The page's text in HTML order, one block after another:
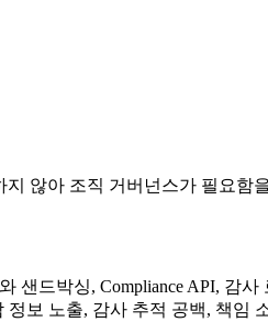
지 않아 조직 거버넌스가 필요
샌드박싱, Compliance API, 감
보 노출, 감사 추적 공백, 책임